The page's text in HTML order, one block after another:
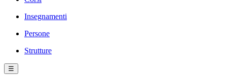
Insegnamenti
Persone
Strutture
☰